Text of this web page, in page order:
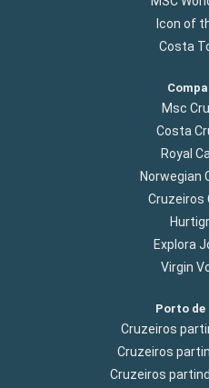
Icon of
Costa
Msc
Costa
Royal
Norwegian
Cruzeiros
Explora
Virgin
Porto
Cruzeiros
Cruzeiros
Cruzeiros